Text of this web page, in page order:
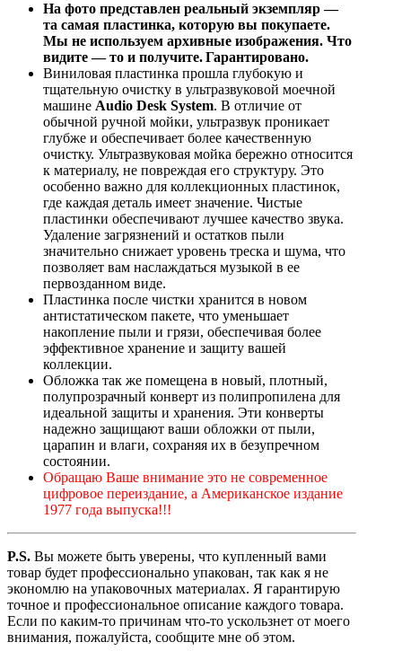
На фото представлен реальный экземпляр —
та самая пластинка, которую вы покупаете.
Мы не используем архивные изображения. Что
видите — то и получите. Гарантировано.
Виниловая пластинка прошла глубокую и
тщательную очистку в ультразвуковой моечной
машине Audio Desk System. В отличие от
обычной ручной мойки, ультразвук проникает
глубже и обеспечивает более качественную
очистку. Ультразвуковая мойка бережно относится
к материалу, не повреждая его структуру. Это
особенно важно для коллекционных пластинок,
где каждая деталь имеет значение. Чистые
пластинки обеспечивают лучшее качество звука.
Удаление загрязнений и остатков пыли
значительно снижает уровень треска и шума, что
позволяет вам наслаждаться музыкой в ее
первозданном виде.
Пластинка после чистки хранится в новом
антистатическом пакете, что уменьшает
накопление пыли и грязи, обеспечивая более
эффективное хранение и защиту вашей
коллекции.
Обложка так же помещена в новый, плотный,
полупрозрачный конверт из полипропилена для
идеальной защиты и хранения. Эти конверты
надежно защищают ваши обложки от пыли,
царапин и влаги, сохраняя их в безупречном
состоянии.
Обращаю Ваше внимание это не современное
цифровое переиздание, а Американское издание
1977 года выпуска!!!
P.S. Вы можете быть уверены, что купленный вами
товар будет профессионально упакован, так как я не
экономлю на упаковочных материалах. Я гарантирую
точное и профессиональное описание каждого товара.
Если по каким-то причинам что-то ускользнет от моего
внимания, пожалуйста, сообщите мне об этом.